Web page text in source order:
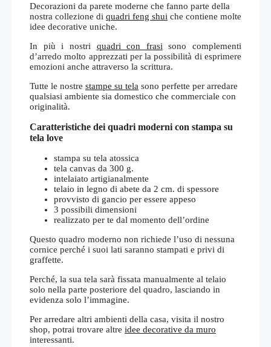
Decorazioni da parete moderne che fanno parte della
nostra collezione di quadri feng shui che contiene molte
idee decorative uniche.
In più i nostri quadri con frasi sono complementi
d’arredo molto apprezzati per la possibilità di esprimere
emozioni anche attraverso la scrittura.
Tutte le nostre stampe su tela sono perfette per arredare
qualsiasi ambiente sia domestico che commerciale con
originalità.
Caratteristiche dei quadri moderni con stampa su
tela love
stampa su tela atossica
tela canvas da 300 g.
intelaiato artigianalmente
telaio in legno di abete da 2 cm. di spessore
provvisto di gancio per essere appeso
3 possibili dimensioni
realizzato per te dal momento dell’ordine
Questo quadro moderno non richiede l’uso di nessuna
cornice perché i suoi lati saranno stampati e privi di
graffette.
Perché, la sua tela sarà fissata manualmente al telaio
solo nella parte posteriore del quadro, lasciando in
evidenza solo l’immagine.
Per arredare altri ambienti della casa, visita il nostro
shop, potrai trovare altre idee decorative da muro
interessanti.